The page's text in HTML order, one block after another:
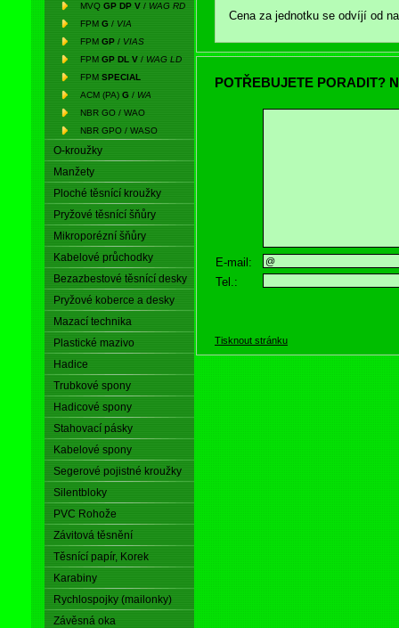
MVQ GP DP V / WAG RD
FPM G / VIA
FPM GP / VIAS
FPM GP DL V / WAG LD
FPM SPECIAL
ACM (PA) G / WA
NBR GO / WAO
NBR GPO / WASO
O-kroužky
Manžety
Ploché těsnící kroužky
Pryžové těsnící šňůry
Mikroporézní šňůry
Kabelové průchodky
Bezazbestové těsnící desky
Pryžové koberce a desky
Mazací technika
Plastické mazivo
Hadice
Trubkové spony
Hadicové spony
Stahovací pásky
Kabelové spony
Segerové pojistné kroužky
Silentbloky
PVC Rohože
Závitová těsnění
Těsnící papír, Korek
Karabiny
Rychlospojky (mailonky)
Závěsná oka
Cena za jednotku se odvíjí od
POTŘEBUJETE PORADIT?
E-mail:
Tel.:
Tisknout stránku